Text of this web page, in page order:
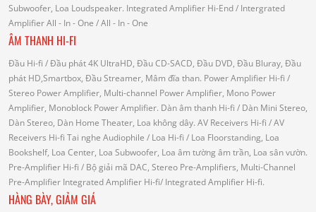
Subwoofer, Loa Loudspeaker. Integrated Amplifier Hi-End/ Intergrated
AmplifierAll - In - One / All - In - One
ÂM THANH HI-FI
Đầu Hi-fi / Đầu phát 4K UltraHD, Đầu CD-SACD, Đầu DVD, Đầu Bluray, Đầu
phát HD,Smartbox, Đầu Streamer, Mâm đĩa than. Power Amplifier Hi-fi /
Stereo Power Amplifier, Multi-channel Power Amplifier, Mono Power
Amplifier, Monoblock Power Amplifier. Dàn âm thanh Hi-fi / Dàn Mini Stereo,
Dàn Stereo, Dàn Home Theater, Loa không dây. AV Receivers Hi-fi / AV
Receivers Hi-fi Tai nghe Audiophile / Loa Hi-fi / Loa Floorstanding, Loa
Bookshelf, Loa Center, Loa Subwoofer, Loa âm tường âm trần, Loa sân vườn.
Pre-Amplifier Hi-fi / Bộ giải mã DAC, Stereo Pre-Amplifiers, Multi-Channel
Pre-Amplifier Integrated Amplifier Hi-fi/ Integrated Amplifier Hi-fi.
HÀNG BÀY, GIẢM GIÁ